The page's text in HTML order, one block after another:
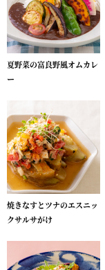
夏野菜の富良野風オムカレ
ー
焼きなすとツナのエスニッ
クサルサがけ